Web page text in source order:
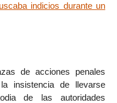
indicios durante un
de acciones penales
insistencia de llevarse
de las autoridades